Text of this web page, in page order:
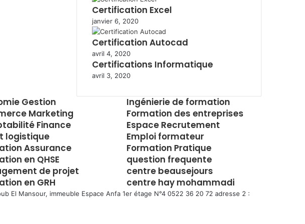
Certification Excel
janvier 6, 2020
Certification Autocad
avril 4, 2020
Certifications Informatique
avril 3, 2020
Gestion
Marketing
Finance
logistique
Assurance
en QHSE
de projet
en GRH
Ingénierie de formation
Formation des entreprises
Espace Recrutement
Emploi formateur
Formation Pratique
question frequente
centre beausejours
centre hay mohammadi
El Mansour, immeuble Espace Anfa 1er étage N°4 0522 36 20 72 adresse 2 :